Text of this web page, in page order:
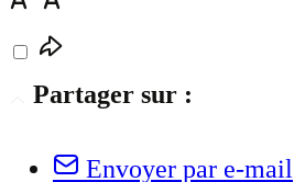
Partager sur :
Envoyer par e-mail